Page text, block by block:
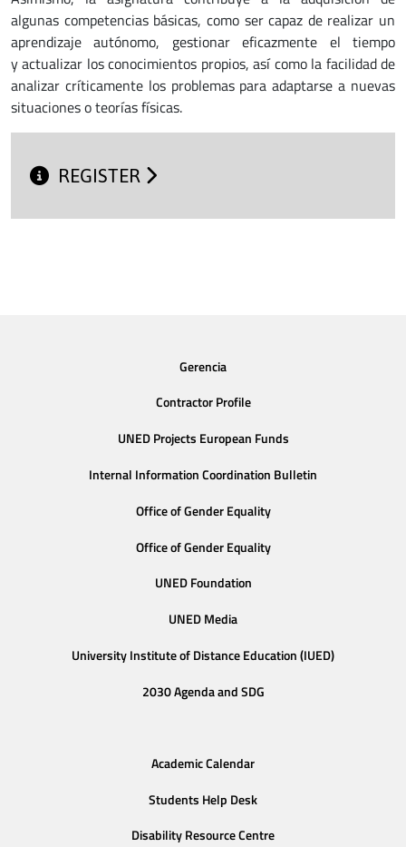
algunas competencias básicas, como ser capaz de realizar un
aprendizaje autónomo, gestionar eficazmente el tiempo
y actualizar los conocimientos propios, así como la facilidad de
analizar críticamente los problemas para adaptarse a nuevas
situaciones o teorías físicas.
REGISTER
Gerencia
Contractor Profile
UNED Projects European Funds
Internal Information Coordination Bulletin
Office of Gender Equality
Office of Gender Equality
UNED Foundation
UNED Media
University Institute of Distance Education (IUED)
2030 Agenda and SDG
Academic Calendar
Students Help Desk
Disability Resource Centre